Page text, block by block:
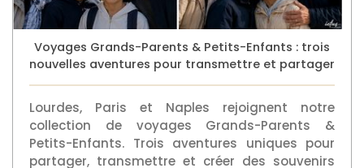
Voyages Grands-Parents & Petits-Enfants : trois
nouvelles aventures pour transmettre et partager
Lourdes, Paris et Naples rejoignent notre
Petits-Enfants. Trois aventures uniques pour
partager, transmettre et créer des souvenirs
inoubliables en famille.